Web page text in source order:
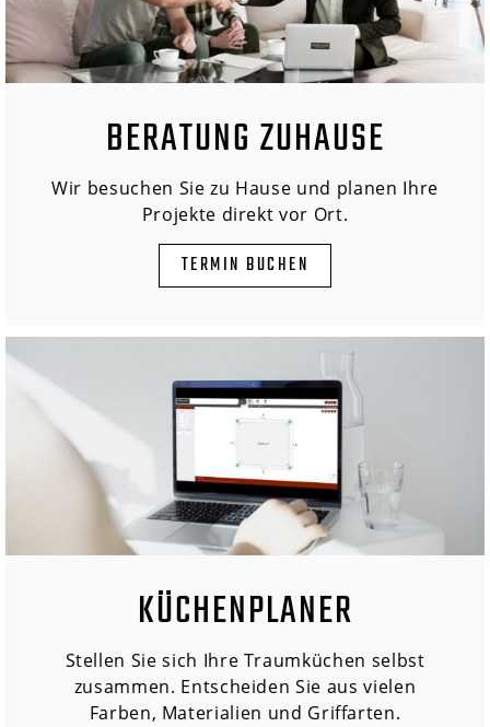
BERATUNG ZUHAUSE
Wir besuchen Sie zu Hause und planen Ihre
Projekte direkt vor Ort.
TERMIN BUCHEN
KÜCHENPLANER
Stellen Sie sich Ihre Traumküchen selbst
zusammen. Entscheiden Sie aus vielen
Farben, Materialien und Griffarten.